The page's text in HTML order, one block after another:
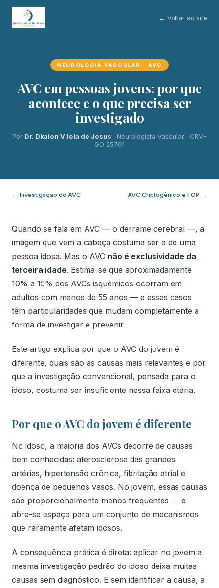
← Voltar ao site
NEUROLOGIA VASCULAR · AVC
AVC em pessoas jovens: por que
acontece e o que precisa ser
investigado
Por Dr. Dkaion Vilela de Jesus · Neurologista Vascular · CRM-
GO 25701
← Investigação do AVC AVC Criptogênico e FOP →
Quando se fala em AVC — o derrame cerebral —, a
imagem que vem à cabeça costuma ser a de uma
pessoa idosa. Mas o AVC não é exclusividade da
terceira idade. Estima-se que aproximadamente
10% a 15% dos AVCs isquêmicos ocorram em
adultos com menos de 55 anos — e esses casos
têm particularidades que mudam completamente a
forma de investigar e prevenir.
Este artigo explica por que o AVC do jovem é
diferente, quais são as causas mais relevantes e por
que a investigação convencional, pensada para o
idoso, costuma ser insuficiente nessa faixa etária.
Por que o AVC do jovem é diferente
No idoso, a maioria dos AVCs decorre de causas
bem conhecidas: aterosclerose das grandes
artérias, hipertensão crônica, fibrilação atrial e
doença de pequenos vasos. No jovem, essas causas
são proporcionalmente menos frequentes — e
abre-se espaço para um conjunto de mecanismos
que raramente afetam idosos.
A consequência prática é direta: aplicar no jovem a
mesma investigação padrão do idoso deixa muitas
causas sem diagnóstico. E sem identificar a causa, a